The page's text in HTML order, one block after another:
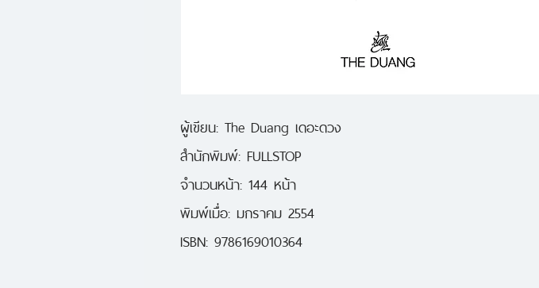
ผู้เขียน: The Duang เดอะดวง
สำนักพิมพ์: FULLSTOP
จำนวนหน้า: 144 หน้า
พิมพ์เมื่อ: มกราคม 2554
ISBN: 9786169010364